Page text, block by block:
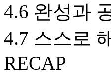
4.6 완성과
4.7 스스로
RECAP